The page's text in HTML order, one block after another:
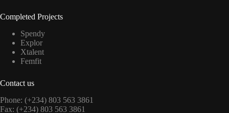
Completed Projects
Spendy
Explor
Xtalent
Femfit
Contact us
Phone: (+234) 803 563 3861
Fax: (+234) 803 563 3861